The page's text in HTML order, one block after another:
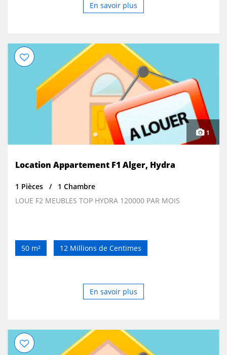
En savoir plus
1
Location Appartement F1 Alger, Hydra
1 Pièces
1 Chambre
LOUE F2 MEUBLES TOP HYDRA 120000 PAR MOIS
50 m² 12 Millions de Centimes
En savoir plus